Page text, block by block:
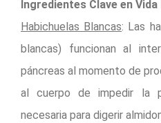
Ingredientes Clave en
Habichuelas Blancas: Las
blancas) funcionan al
páncreas al momento de
al cuerpo de impedir la
necesaria para digerir